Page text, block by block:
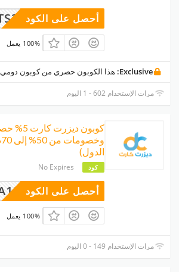
أحصل على الكود
100% يعمل
Exclusive: هذا الكوبون حصري من كوبون دومي
مرات الإستخدام 602 - 1 اليوم
الدول)
كود No Expires
أحصل على الكود
100% يعمل
مرات الإستخدام 149 - 0 اليوم